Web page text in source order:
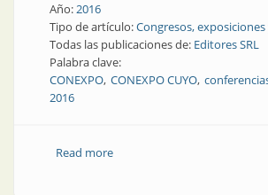
Año:2016
Tipo de artículo:Congresos,
Todas las publicaciones de: Editores SRL
Palabra clave:
CONEXPO CONEXPO CUYO
2016
Read moreabout Congresos y